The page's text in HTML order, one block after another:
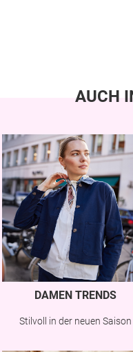
AUCH
DAMEN TRENDS
Stilvoll in der neuen Saison